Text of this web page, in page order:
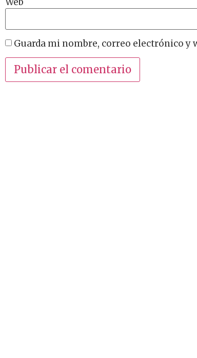
Guarda mi nombre, correo electrónico y